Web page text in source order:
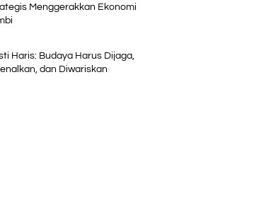
Menggerakkan Ekonomi
Haris: Budaya Harus Dijaga,
dan Diwariskan